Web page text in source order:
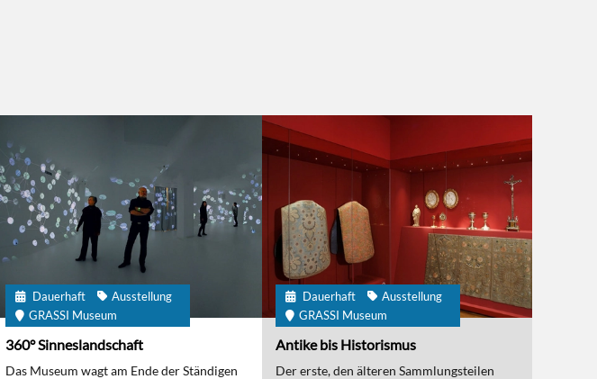
Dauerhaft
Ausstellung
GRASSI Museum
360° Sinneslandschaft
Das Museum wagt am Ende der Ständigen
Dauerhaft
Ausstellung
GRASSI Museum
Antike bis Historismus
Der erste, den älteren Sammlungsteilen